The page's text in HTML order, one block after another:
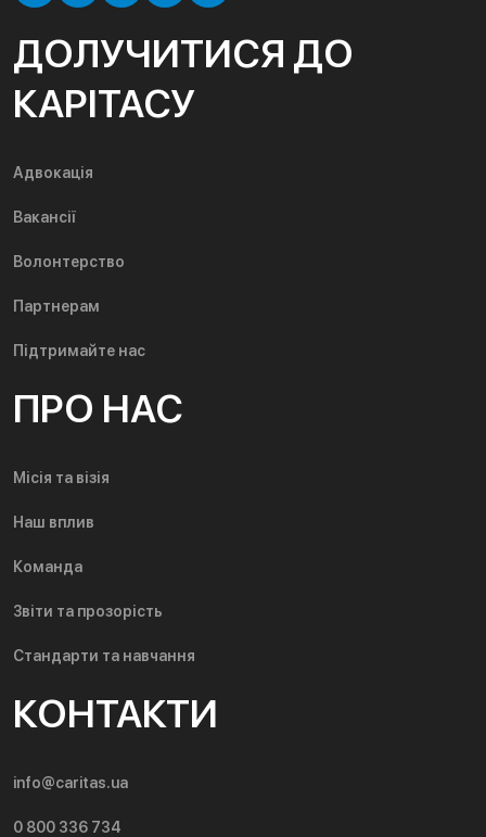
ДОЛУЧИТИСЯ ДО
КАРІТАСУ
Адвокація
Вакансії
Волонтерство
Партнерам
Підтримайте нас
ПРО НАС
Місія та візія
Наш вплив
Команда
Звіти та прозорість
Стандарти та навчання
КОНТАКТИ
info@caritas.ua
0 800 336 734